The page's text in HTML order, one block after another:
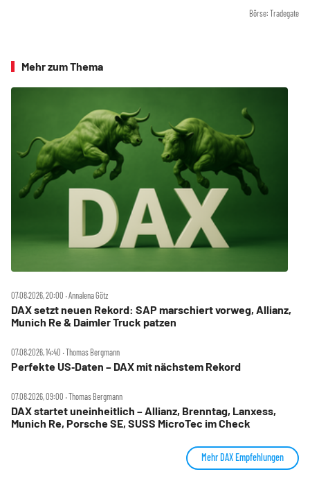
Börse: Tradegate
Mehr zum Thema
07.08.2026, 20:00 ‧ Annalena Götz
DAX setzt neuen Rekord: SAP marschiert vorweg, Allianz,
Munich Re & Daimler Truck patzen
07.08.2026, 14:40 ‧ Thomas Bergmann
Perfekte US‑Daten – DAX mit nächstem Rekord
07.08.2026, 09:00 ‧ Thomas Bergmann
DAX startet uneinheitlich – Allianz, Brenntag, Lanxess,
Munich Re, Porsche SE, SUSS MicroTec im Check
Mehr DAX Empfehlungen